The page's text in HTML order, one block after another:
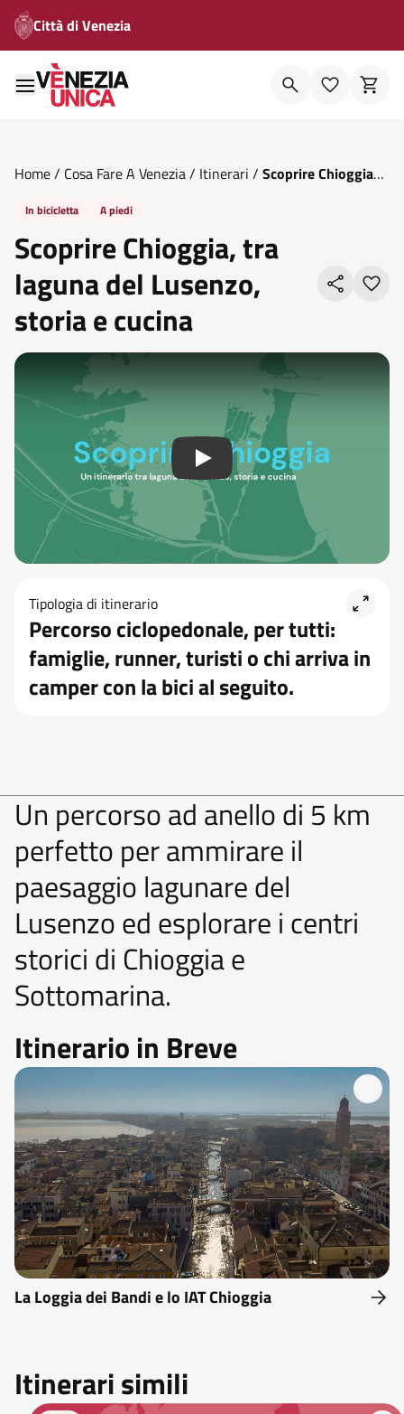
Città di Venezia
Home/ Cosa Fare A Venezia/ Itinerari / Scoprire Chioggia
In bicicletta A piedi
Scoprire Chioggia, tra
laguna del Lusenzo,
storia e cucina
Tipologia di itinerario
Percorso ciclopedonale, per tutti:
famiglie, runner, turisti o chi arriva in
camper con la bici al seguito.
Un percorso ad anello di 5 km
perfetto per ammirare il
paesaggio lagunare del
Lusenzo ed esplorare i centri
storici di Chioggia e
Sottomarina.
Itinerario in Breve
La Loggia dei Bandi e lo IAT Chioggia
Itinerari simili